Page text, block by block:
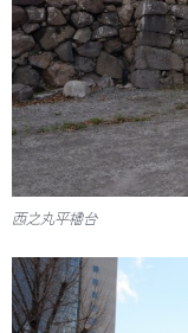
西之丸平櫓台